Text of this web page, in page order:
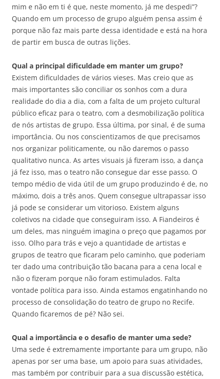
mim e não em ti é que, neste momento, já me despedi”?
Quando em um processo de grupo alguém pensa assim é
porque não faz mais parte dessa identidade e está na hora
de partir em busca de outras lições.
Qual a principal dificuldade em manter um grupo?
Existem dificuldades de vários vieses. Mas creio que as
mais importantes são conciliar os sonhos com a dura
realidade do dia a dia, com a falta de um projeto cultural
público eficaz para o teatro, com a desmobilização política
de nós artistas de grupo. Essa última, por sinal, é de suma
importância. Ou nos conscientizamos de que precisamos
nos organizar politicamente, ou não daremos o passo
qualitativo nunca. As artes visuais já fizeram isso, a dança
já fez isso, mas o teatro não consegue dar esse passo. O
tempo médio de vida útil de um grupo produzindo é de, no
máximo, dois a três anos. Quem consegue ultrapassar isso
já pode se considerar um vitorioso. Existem alguns
coletivos na cidade que conseguiram isso. A Fiandeiros é
um deles, mas ninguém imagina o preço que pagamos por
isso. Olho para trás e vejo a quantidade de artistas e
grupos de teatro que ficaram pelo caminho, que poderiam
ter dado uma contribuição tão bacana para a cena local e
não o fizeram porque não foram estimulados. Falta
vontade política para isso. Ainda estamos engatinhando no
processo de consolidação do teatro de grupo no Recife.
Quando ficaremos de pé? Não sei.
Qual a importância e o desafio de manter uma sede?
Uma sede é extremamente importante para um grupo, não
apenas por ser uma base, um apoio para suas atividades,
mas também por contribuir para a sua discussão estética,